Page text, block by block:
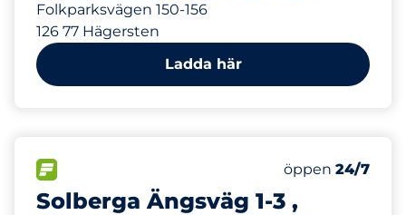
Folkparksvägen 150-156
126 77 Hägersten
Ladda här
Solberga Ängsväg 1-3 ,
Antal
Totalt antal
Electric Car
öppen 24/7
921 m